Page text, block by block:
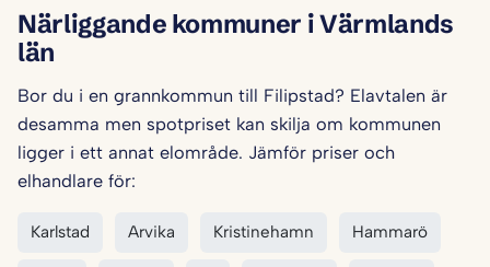
Närliggande kommuner i Värmlands
län
Bor du i en grannkommun till Filipstad? Elavtalen är
desamma men spotpriset kan skilja om kommunen
ligger i ett annat elområde. Jämför priser och
elhandlare för:
Karlstad Arvika Kristinehamn Hammarö